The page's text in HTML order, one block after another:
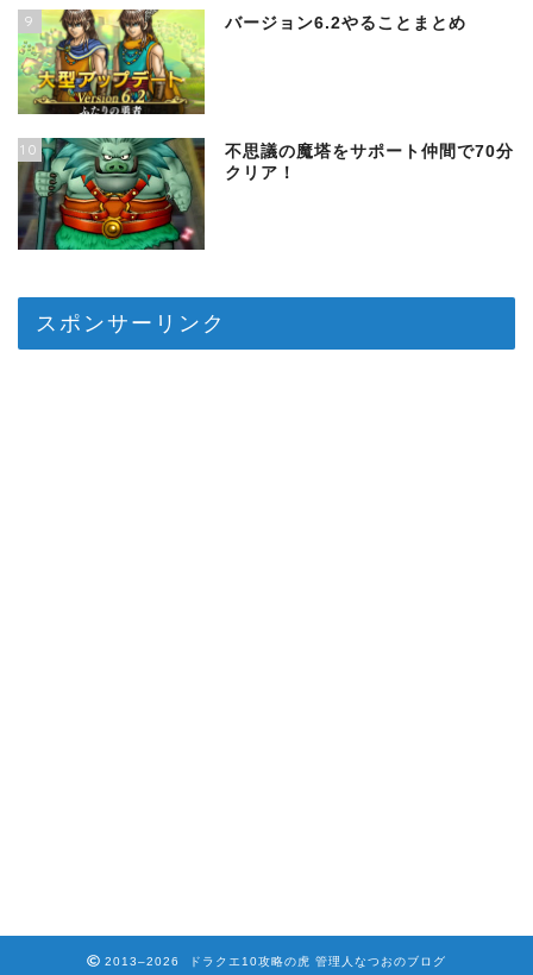
9 バージョン6.2やることまとめ
10
不思議の魔塔をサポート仲間で70分
クリア！
スポンサーリンク
2013–2026 ドラクエ10攻略の虎 管理人なつおのブログ